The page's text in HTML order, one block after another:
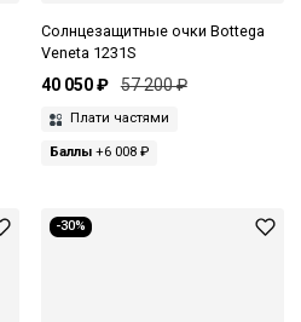
Солнцезащитные очки Bottega
Veneta 1231S
40 050 ₽ 57 200 ₽
Плати частями
Баллы+6 008 ₽
-30%